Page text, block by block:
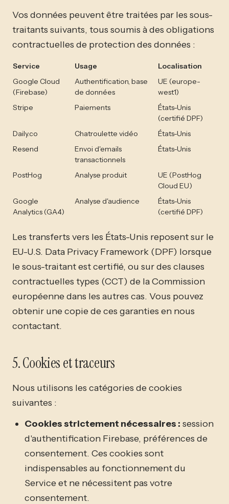
Vos données peuvent être traitées par les sous-
traitants suivants, tous soumis à des obligations
contractuelles de protection des données :
Service Usage
Localisation
Google Cloud
(Firebase)
Authentification, base
de données
UE (europe-
west1)
Stripe
Paiements
États-Unis
(certifié DPF)
Daily.co
Chatroulette vidéo
États-Unis
Resend
Envoi d'emails
transactionnels
États-Unis
PostHog Analyse produit
UE (PostHog
Cloud EU)
Google
Analytics (GA4)
Analyse d'audience
États-Unis
(certifié DPF)
Les transferts vers les États-Unis reposent sur le
EU-U.S. Data Privacy Framework (DPF) lorsque
le sous-traitant est certifié, ou sur des clauses
contractuelles types (CCT) de la Commission
européenne dans les autres cas. Vous pouvez
obtenir une copie de ces garanties en nous
contactant.
5. Cookies et traceurs
Nous utilisons les catégories de cookies
suivantes :
Cookies strictement nécessaires : session
d'authentification Firebase, préférences de
consentement. Ces cookies sont
indispensables au fonctionnement du
Service et ne nécessitent pas votre
consentement.